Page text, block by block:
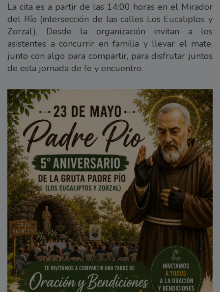
La cita es a partir de las 14:00 horas en el Mirador
del Río (intersección de las calles Los Eucaliptos y
Zorzal). Desde la organización invitan a los
asistentes a concurrir en familia y llevar el mate,
junto con algo para compartir, para disfrutar juntos
de esta jornada de fe y encuentro.